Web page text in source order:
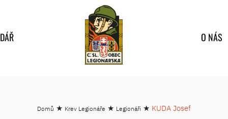
O NÁS
Domů ★ Krev Legionáře ★ Legionáři ★ KUDA Josef